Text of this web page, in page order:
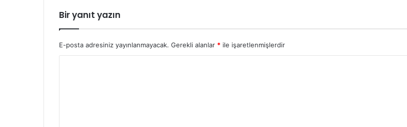
Bir yanıt yazın
E-posta adresiniz yayınlanmayacak. Gerekli alanlar * ile işaretlenmişlerdir